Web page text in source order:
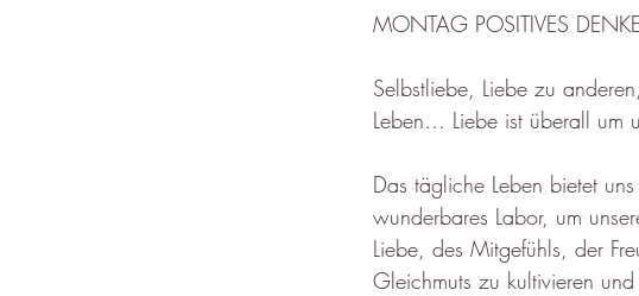
MONTAG POSITIVES
Selbstliebe, Liebe zu
Leben… Liebe ist überall um
Das tägliche Leben bietet uns
wunderbares Labor, um
Liebe, des Mitgefühls, der
Gleichmuts zu kultivieren